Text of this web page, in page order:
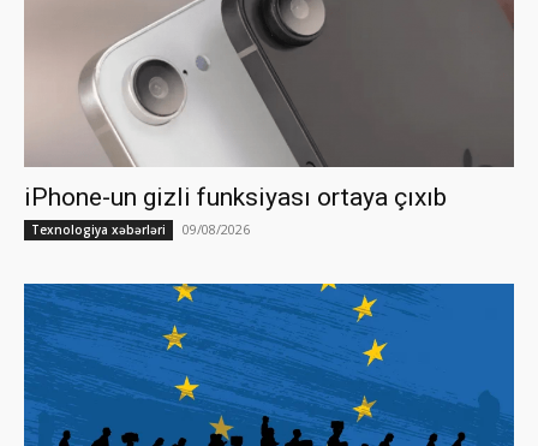
iPhone-un gizli funksiyası ortaya çıxıb
Texnologiya xəbərləri 09/08/2026